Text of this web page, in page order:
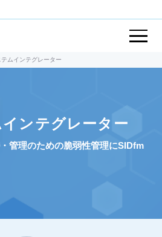
テムインテグレーター
ンテグレーター
管理のための脆弱性管理にSIDfm